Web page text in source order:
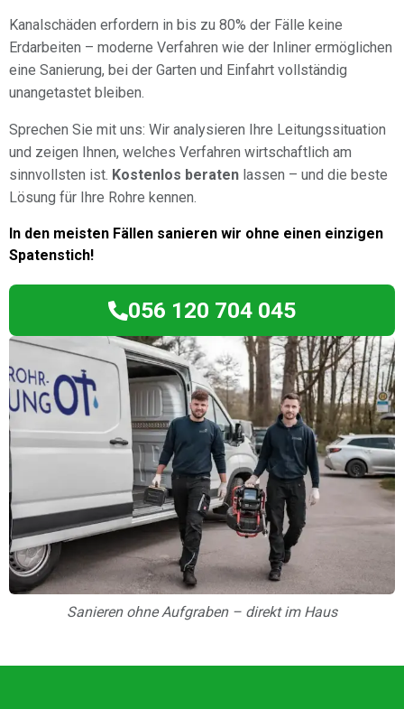
Sanieren ohne Aufgraben – direkt im Haus
Kanalschäden erfordern in bis zu 80% der Fälle keine
Erdarbeiten – moderne Verfahren wie der Inliner ermöglichen
eine Sanierung, bei der Garten und Einfahrt vollständig
unangetastet bleiben.
Sprechen Sie mit uns: Wir analysieren Ihre Leitungssituation
und zeigen Ihnen, welches Verfahren wirtschaftlich am
sinnvollsten ist. Kostenlos beraten lassen – und die beste
Lösung für Ihre Rohre kennen.
In den meisten Fällen sanieren wir ohne einen einzigen
Spatenstich!
056 120 704 045